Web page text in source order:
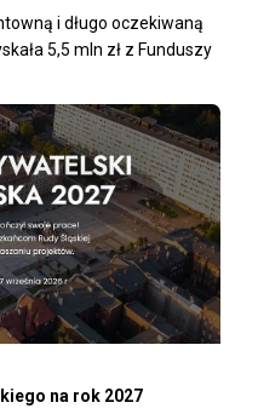
i długo oczekiwaną
5,5 mln zł z Funduszy
na rok 2027